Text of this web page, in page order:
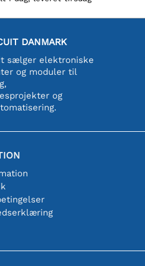
DANMARK
sælger elektroniske
og moduler til
og